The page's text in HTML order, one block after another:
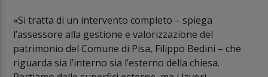
«Si tratta di un intervento completo – spiega
l’assessore alla gestione e valorizzazione del
patrimonio del Comune di Pisa, Filippo Bedini – che
riguarda sia l’interno sia l’esterno della chiesa.